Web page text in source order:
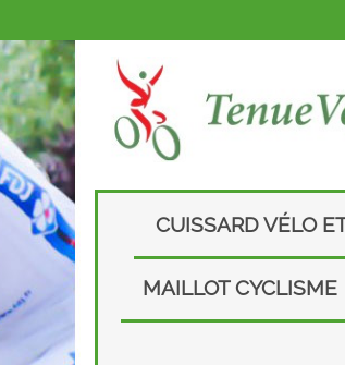
CUISSARD VÉLO
MAILLOT CYCLISME